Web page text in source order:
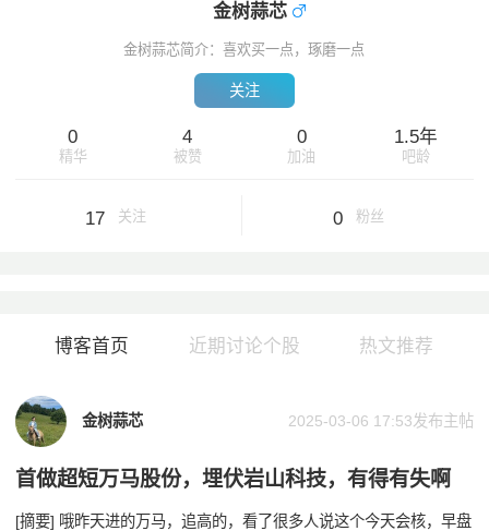
金树蒜芯
金树蒜芯简介：喜欢买一点，琢磨一点
关注
0
精华
4
被赞
0
加油
1.5年
吧龄
17 关注 0 粉丝
博客首页 近期讨论个股 热文推荐
金树蒜芯 2025-03-06 17:53发布主帖
首做超短万马股份，埋伏岩山科技，有得有失啊
[摘要] 哦昨天进的万马，追高的，看了很多人说这个今天会核，早盘